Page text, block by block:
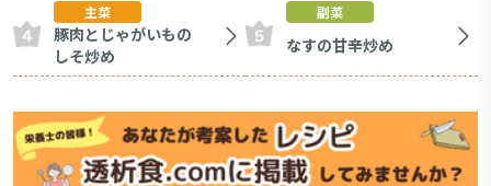
主菜
豚肉とじゃがいもの
しそ炒め
副菜
なすの甘辛炒め